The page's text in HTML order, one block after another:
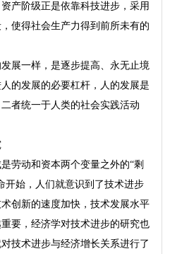
产阶级正是依靠科技进步，采用
使得社会生产力得到前所未有的
展一样，是逐步提高、永无止境
的发展的必要杠杆，人的发展是
者统一于人类的社会实践活动
劳动和资本两个变量之外的“剩
开始，人们就意识到了技术进步
创新的速度加快，技术发展水平
要，经济学对技术进步的研究也
技术进步与经济增长关系进行了